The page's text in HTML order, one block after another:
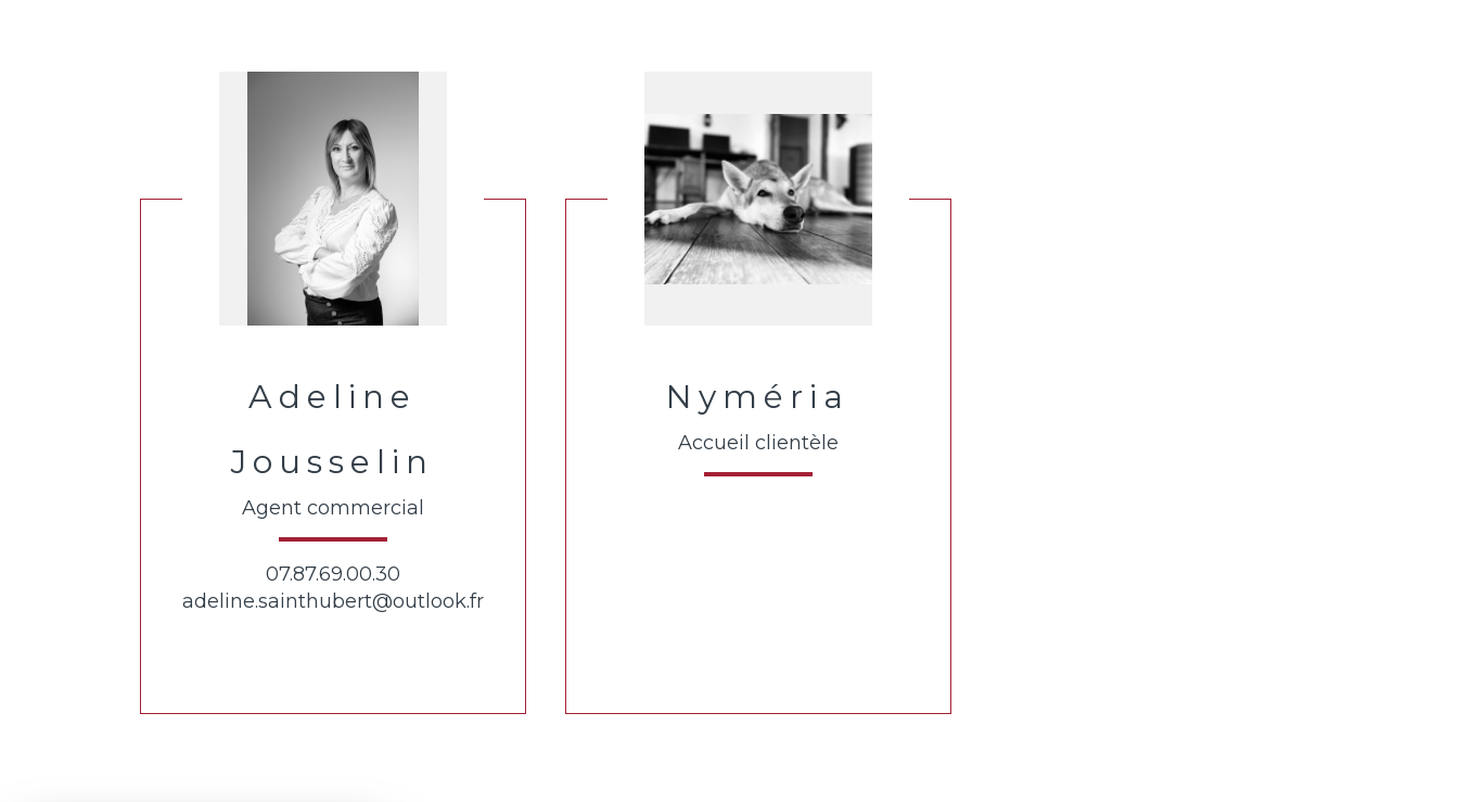
Adeline
Jousselin
Agent commercial
07.87.69.00.30
adeline.sainthubert@outlook.fr
Nyméria
Accueil clientèle